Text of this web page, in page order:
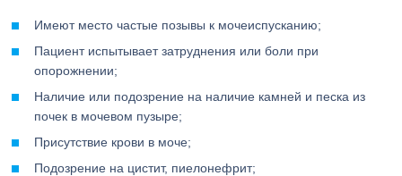
Имеют место частые позывы к мочеиспусканию;
Пациент испытывает затруднения или боли при
опорожнении;
Наличие или подозрение на наличие камней и песка из
почек в мочевом пузыре;
Присутствие крови в моче;
Подозрение на цистит, пиелонефрит;